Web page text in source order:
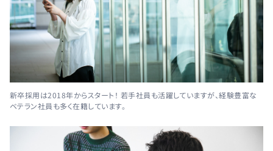
新卒採用は2018年からスタート！ 若手社員も活躍していますが、経験豊富な
ベテラン社員も多く在籍しています。